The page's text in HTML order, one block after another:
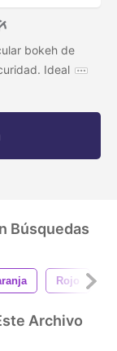
bokeh de
Ideal
Búsquedas
Rojo
Archivo